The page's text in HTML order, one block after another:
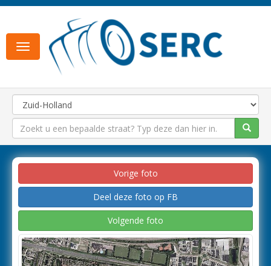
Toggle
navigation
Vorige foto
Deel deze foto op FB
Volgende foto